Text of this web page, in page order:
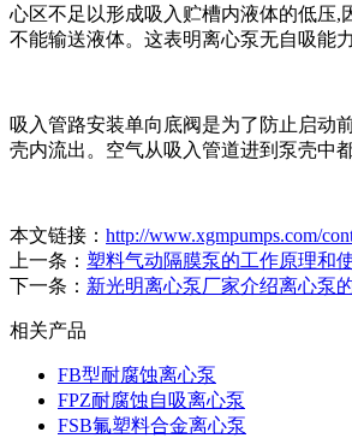
心区不足以形成吸入贮槽内液体的低压,
不能输送液体。这表明离心泵无自吸能
吸入管路安装单向底阀是为了防止启动
壳内流出。空气从吸入管道进到泵壳中
本文链接： http://www.xgmpumps.com/
上一条： 塑料气动隔膜泵的工作原理和
下一条： 新光明离心泵厂家介绍离心泵
相关产品
FB型耐腐蚀离心泵
FPZ耐腐蚀自吸离心泵
FSB氟塑料合金离心泵